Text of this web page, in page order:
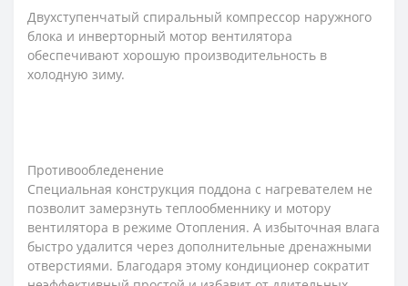
Двухступенчатый спиральный компрессор наружного
блока и инверторный мотор вентилятора
обеспечивают хорошую производительность в
холодную зиму.
Противообледенение
Специальная конструкция поддона с нагревателем не
позволит замерзнуть теплообменнику и мотору
вентилятора в режиме Отопления. А избыточная влага
быстро удалится через дополнительные дренажными
отверстиями. Благодаря этому кондиционер сократит